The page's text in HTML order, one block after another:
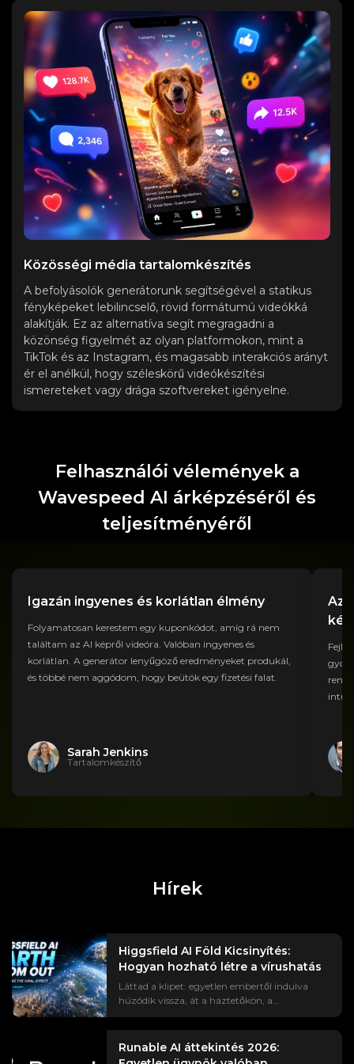
Közösségi média tartalomkészítés
A befolyásolók generátorunk segítségével a statikus
fényképeket lebilincselő, rövid formátumú videókká
alakítják. Ez az alternatíva segít megragadni a
közönség figyelmét az olyan platformokon, mint a
TikTok és az Instagram, és magasabb interakciós arányt
ér el anélkül, hogy széleskörű videókészítési
ismereteket vagy drága szoftvereket igényelne.
Felhasználói vélemények a
Wavespeed AI árképzéséről és
teljesítményéről
Igazán ingyenes és korlátlan élmény
Folyamatosan kerestem egy kuponkódot, amíg rá nem
találtam az AI képről videóra. Valóban ingyenes és
korlátlan. A generátor lenyűgöző eredményeket produkál,
és többé nem aggódom, hogy beütök egy fizetési falat.
Sarah Jenkins
Tartalomkészítő
Az
kép
Hírek
Higgsfield AI Föld Kicsinyítés:
Hogyan hozható létre a vírushatás
Láttad a klipet: egyetlen embertől indulva
húzódik vissza, át a háztetőkön, a
kontinensen, egészen a világűrben lebegő
Földig. Az #EarthZoomOut trend több mint
egymilliárd megtekintést ért el, és ennek nagy
részét Higgsfield mesterséges intelligenciával
Runable AI áttekintés 2026: